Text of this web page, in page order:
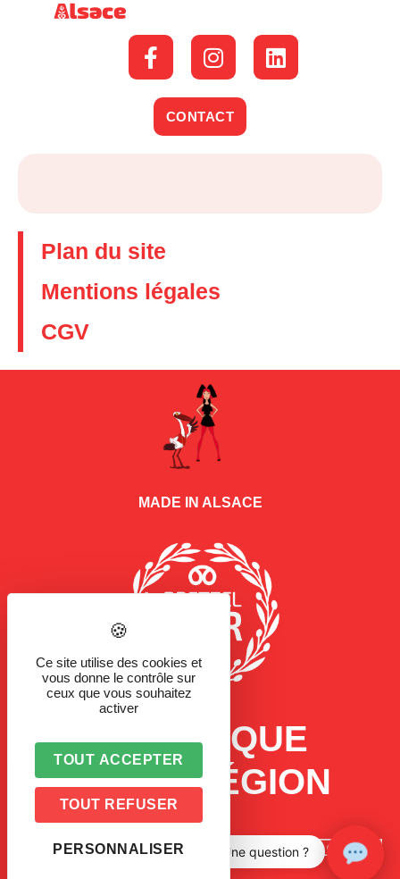
CONTACT
Plan du site
Mentions légales
CGV
MADE IN ALSACE
LA MARQUE
D'UNE RÉGION
Une question ?
Ce site utilise des cookies et
vous donne le contrôle sur
ceux que vous souhaitez
activer
TOUT ACCEPTER
TOUT REFUSER
PERSONNALISER